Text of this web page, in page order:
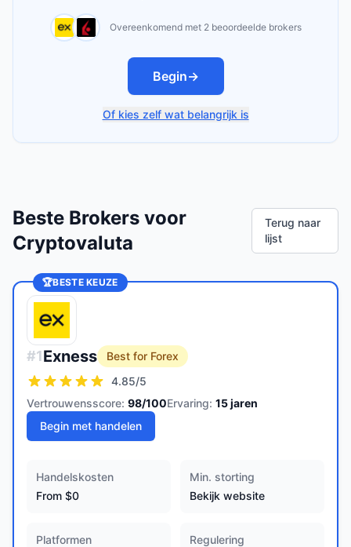
Overeenkomend met 2 beoordeelde brokers
Begin→
Of kies zelf wat belangrijk is
Beste Brokers voor
Cryptovaluta
Terug naar
lijst
🏆BESTE KEUZE
#1Exness
Best for Forex
4.85/5
Vertrouwensscore: 98/100Ervaring: 15jaren
Begin met handelen
Handelskosten
From $0
Min. storting
Bekijk website
Platformen
Regulering